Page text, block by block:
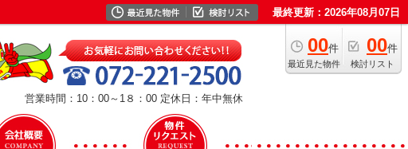
最終更新：2026年08月07日
00件
最近見た物件
00件
検討リスト
営業時間：10：00～1８：00 定休日：年中無休